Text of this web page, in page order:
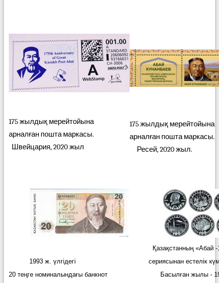
175 жылдық мерейтойына
арналған пошта маркасы.
Швейцария, 2020 жыл
175 жылдық мерейтойына
арналған пошта маркасы.
Ресей, 2020 жыл.
1993 ж. үлгідегі
20 теңге номиналындағы банкнот
Қазақстанның «Абай
сериясынан естелік
Басылған жылы -